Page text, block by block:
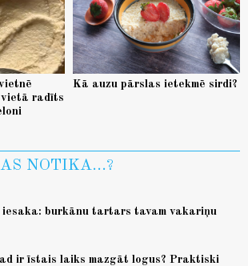
radīts
Kā auzu pārslas ietekmē sirdi?
NOTIKA...?
iesaka: burkānu tartars tavam vakariņu
ir īstais laiks mazgāt logus? Praktiski